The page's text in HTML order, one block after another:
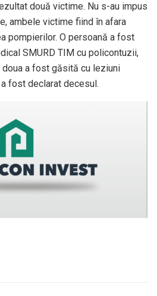
două victime. Nu s-au impus
ambele victime fiind în afara
pompierilor. O persoană a fost
SMURD TIM cu policontuzii,
doua a fost găsită cu leziuni
fost declarat decesul.